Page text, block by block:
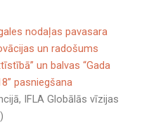
nodaļas pavasara
un radošums
un balvas “Gada
pasniegšana
IFLA Globālās vīzijas